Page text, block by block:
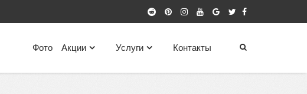
Контакты
Услуги
Акции
Фото